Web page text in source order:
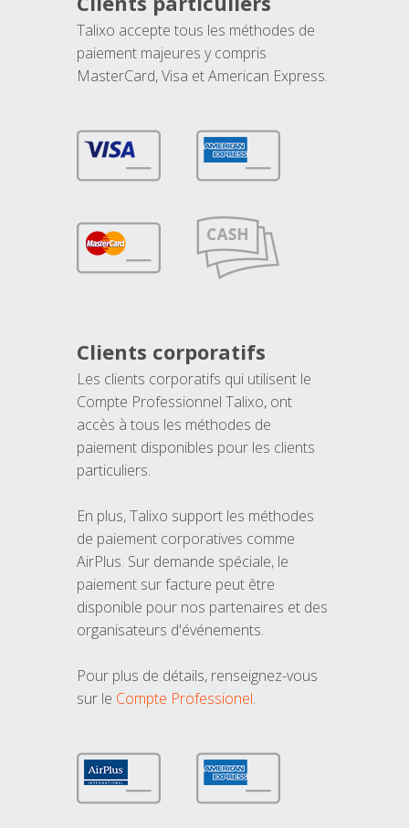
Talixo accepte tous les méthodes de
paiement majeures y compris
MasterCard, Visa et American Express.
Clients corporatifs
Les clients corporatifs qui utilisent le
Compte Professionnel Talixo, ont
accès à tous les méthodes de
paiement disponibles pour les clients
particuliers.
En plus, Talixo support les méthodes
de paiement corporatives comme
AirPlus. Sur demande spéciale, le
paiement sur facture peut être
disponible pour nos partenaires et des
organisateurs d'événements.
Pour plus de détails, renseignez-vous
sur le Compte Professionel.